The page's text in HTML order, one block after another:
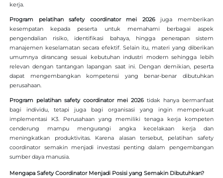
kerja.
Program pelatihan safety coordinator mei 2026juga memberikan
kesempatan kepada peserta untuk memahami berbagai aspek
pengendalian risiko, identifikasi bahaya, hingga penerapan sistem
manajemen keselamatan secara efektif. Selain itu, materi yang diberikan
umumnya dirancang sesuai kebutuhan industri modern sehingga lebih
relevan dengan tantangan lapangan saat ini. Dengan demikian, peserta
dapat mengembangkan kompetensi yang benar-benar dibutuhkan
perusahaan.
Program pelatihan safety coordinator mei 2026tidak hanya bermanfaat
bagi individu, tetapi juga bagi organisasi yang ingin memperkuat
implementasi K3. Perusahaan yang memiliki tenaga kerja kompeten
cenderung mampu mengurangi angka kecelakaan kerja dan
meningkatkan produktivitas. Karena alasan tersebut, pelatihan safety
coordinator semakin menjadi investasi penting dalam pengembangan
sumber daya manusia.
Mengapa Safety Coordinator Menjadi Posisi yang Semakin Dibutuhkan?